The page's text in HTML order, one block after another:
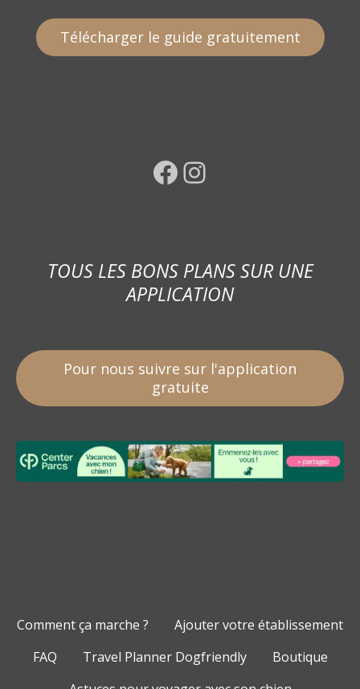
Télécharger le guide gratuitement
Facebook Instagram
TOUS LES BONS PLANS SUR UNE
APPLICATION
Pour nous suivre sur l'application
gratuite
Comment ça marche ?
Ajouter votre établissement
FAQ
Travel Planner Dogfriendly
Boutique